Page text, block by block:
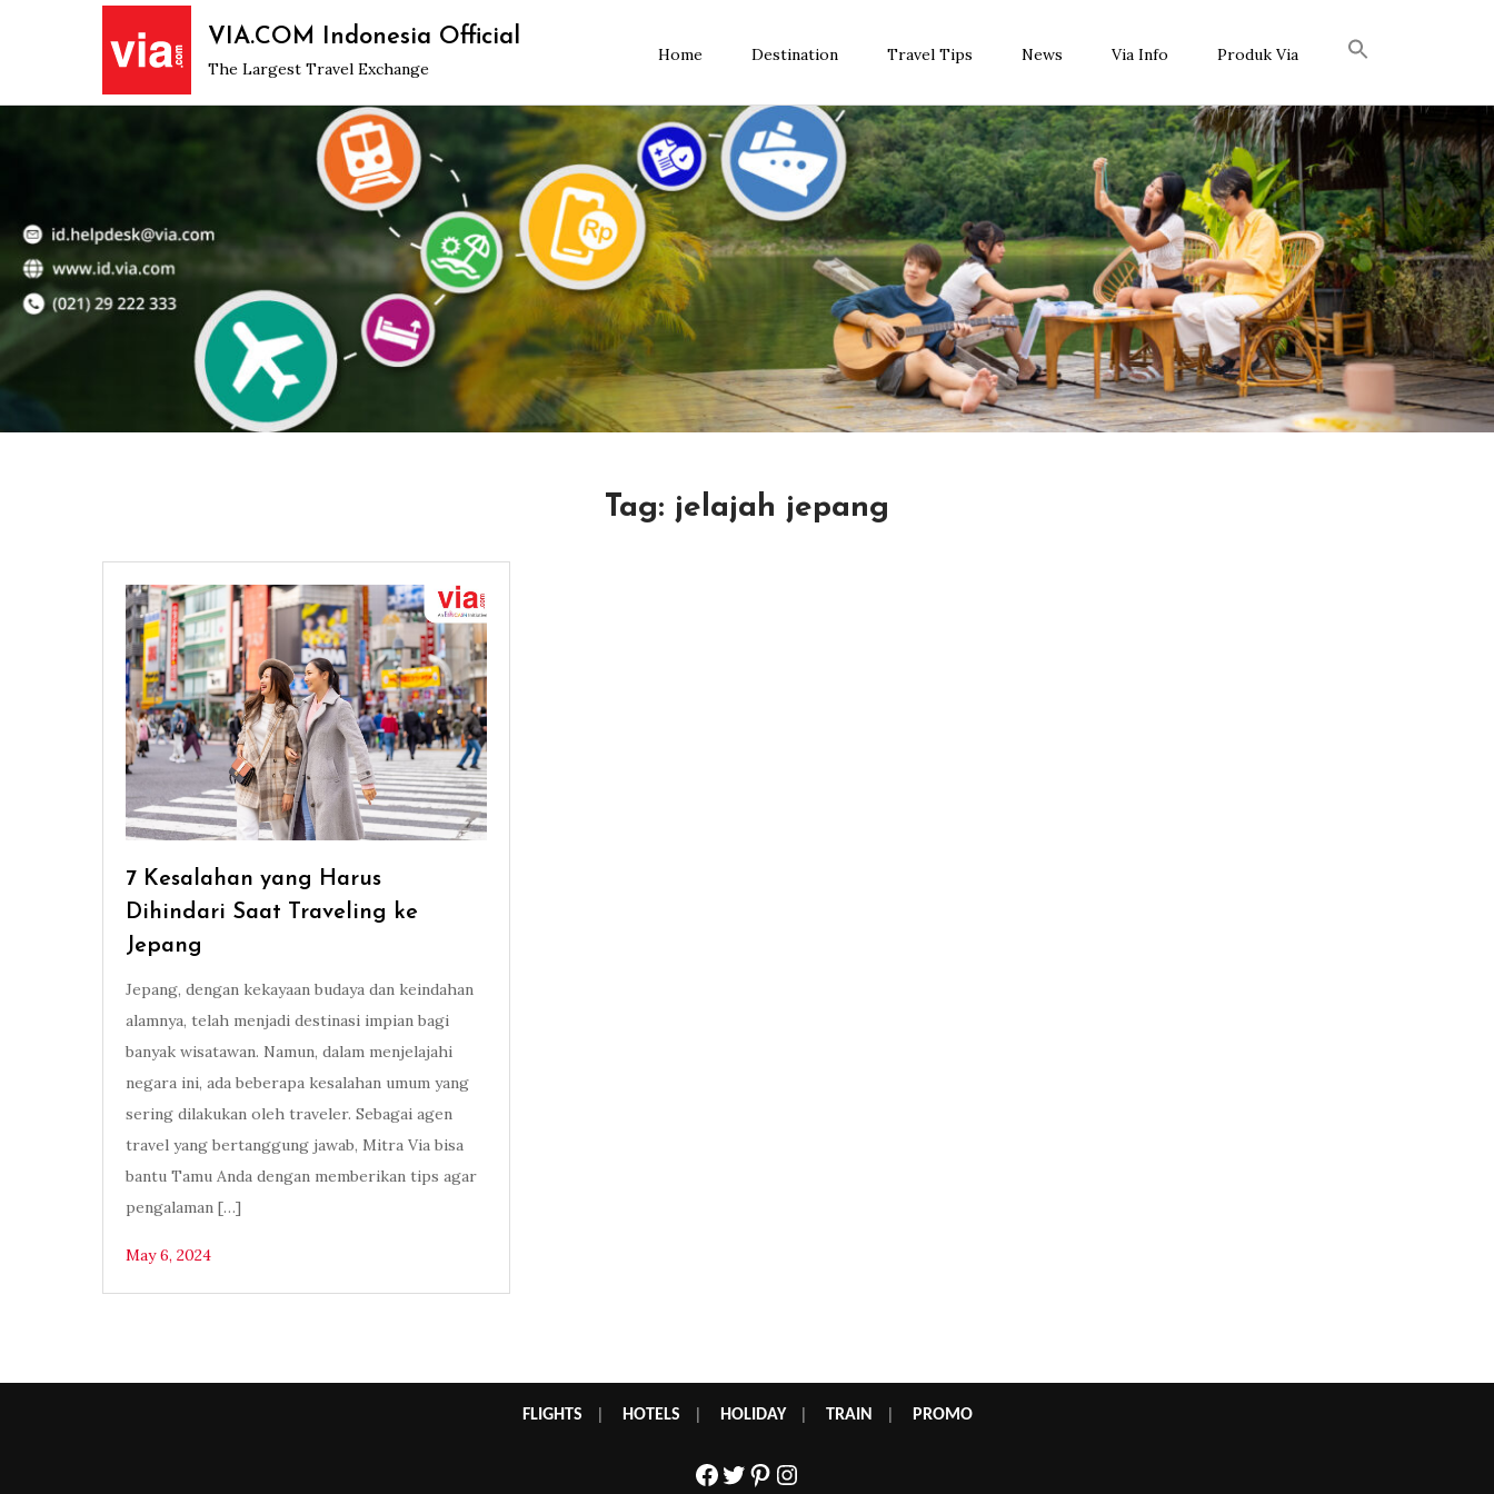
VIA.COM Indonesia Official
The Largest Travel Exchange
Home Destination Travel Tips News Via Info Produk Via
Tag: jelajah jepang
7 Kesalahan yang Harus
Dihindari Saat Traveling ke
Jepang
Jepang, dengan kekayaan budaya dan keindahan
alamnya, telah menjadi destinasi impian bagi
banyak wisatawan. Namun, dalam menjelajahi
negara ini, ada beberapa kesalahan umum yang
sering dilakukan oleh traveler. Sebagai agen
travel yang bertanggung jawab, Mitra Via bisa
bantu Tamu Anda dengan memberikan tips agar
pengalaman […]
May 6, 2024
FLIGHTS HOTELS HOLIDAY| TRAIN PROMO
Facebook
Twitter
Pinterest
Instagram